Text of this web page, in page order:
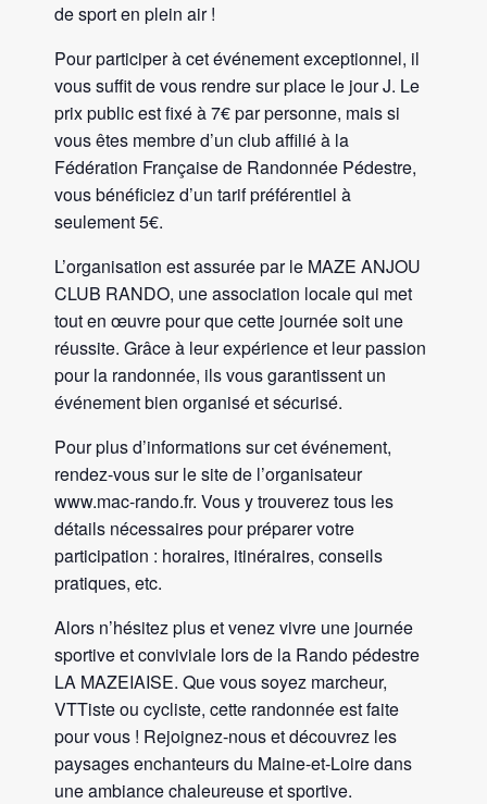
de sport en plein air !
Pour participer à cet événement exceptionnel, il
vous suffit de vous rendre sur place le jour J. Le
prix public est fixé à 7€ par personne, mais si
vous êtes membre d’un club affilié à la
Fédération Française de Randonnée Pédestre,
vous bénéficiez d’un tarif préférentiel à
seulement 5€.
L’organisation est assurée par le MAZE ANJOU
CLUB RANDO, une association locale qui met
tout en œuvre pour que cette journée soit une
réussite. Grâce à leur expérience et leur passion
pour la randonnée, ils vous garantissent un
événement bien organisé et sécurisé.
Pour plus d’informations sur cet événement,
rendez-vous sur le site de l’organisateur
www.mac-rando.fr. Vous y trouverez tous les
détails nécessaires pour préparer votre
participation : horaires, itinéraires, conseils
pratiques, etc.
Alors n’hésitez plus et venez vivre une journée
sportive et conviviale lors de la Rando pédestre
LA MAZEIAISE. Que vous soyez marcheur,
VTTiste ou cycliste, cette randonnée est faite
pour vous ! Rejoignez-nous et découvrez les
paysages enchanteurs du Maine-et-Loire dans
une ambiance chaleureuse et sportive.